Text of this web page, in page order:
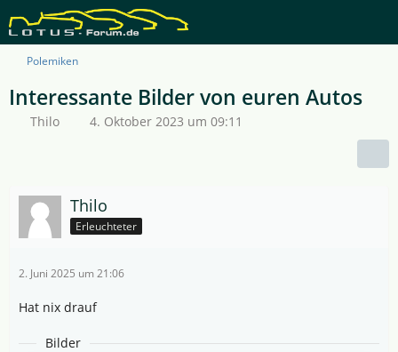
Polemiken
Interessante Bilder von euren Autos
Thilo 4. Oktober 2023 um 09:11
Thilo
Erleuchteter
2. Juni 2025 um 21:06
Hat nix drauf
Bilder